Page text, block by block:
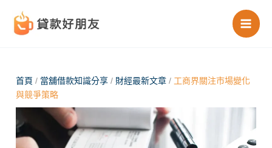
首頁 / 當舖借款知識分享 / 財經最新文章 / 工商界關注市場變化
與競爭策略